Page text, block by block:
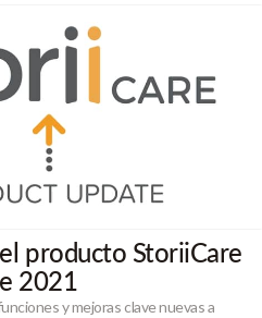
producto StoriiCare
2021
y mejoras clave nuevas a